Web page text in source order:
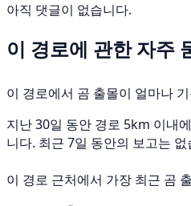
아직 댓글이 없습니다.
이 경로에 관한 자주
이 경로에서 곰 출몰이 얼마나
지난 30일 동안 경로 5km 이내
니다. 최근 7일 동안의 보고는 없
이 경로 근처에서 가장 최근 곰